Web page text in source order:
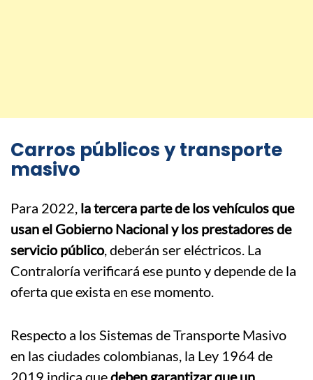
Carros públicos y transporte
masivo
Para 2022, la tercera parte de los vehículos que
usan el Gobierno Nacional y los prestadores de
servicio público, deberán ser eléctricos. La
Contraloría verificará ese punto y depende de la
oferta que exista en ese momento.
Respecto a los Sistemas de Transporte Masivo
en las ciudades colombianas, la Ley 1964 de